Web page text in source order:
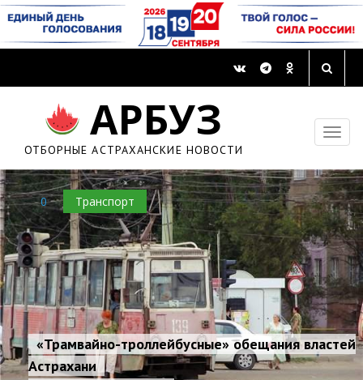
АРБУЗ
ОТБОРНЫЕ АСТРАХАНСКИЕ НОВОСТИ
0 Транспорт
«Трамвайно-троллейбусные» обещания властей
Астрахани